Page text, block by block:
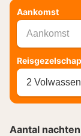
Aankomst
Aankomst
Reisgezelschap
2
Aantal